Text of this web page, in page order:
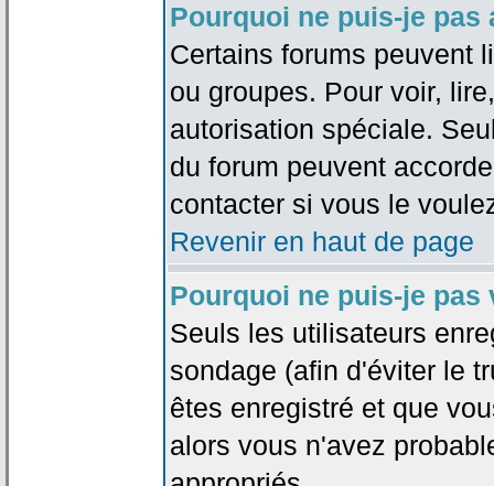
Pourquoi ne puis-je pas
Certains forums peuvent
ou groupes. Pour voir,
autorisation spéciale.
du forum peuvent
contacter si vous le
Revenir en haut de page
Pourquoi ne puis-je pas
Seuls les utilisateurs
sondage (afin d'éviter le
êtes enregistré et que
alors vous n'avez